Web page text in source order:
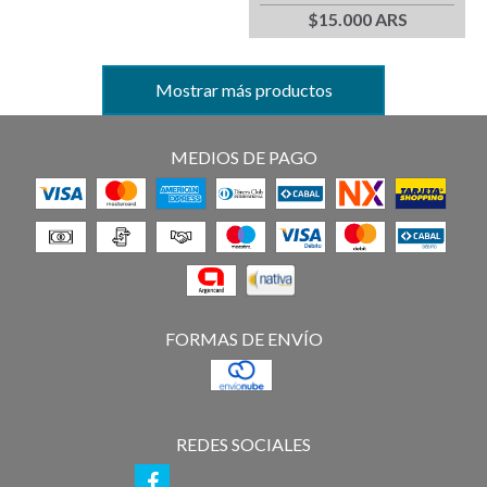
$15.000 ARS
Mostrar más productos
MEDIOS DE PAGO
FORMAS DE ENVÍO
REDES SOCIALES